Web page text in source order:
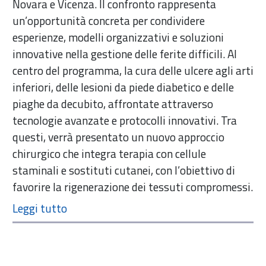
Novara e Vicenza. Il confronto rappresenta
un’opportunità concreta per condividere
esperienze, modelli organizzativi e soluzioni
innovative nella gestione delle ferite difficili. Al
centro del programma, la cura delle ulcere agli arti
inferiori, delle lesioni da piede diabetico e delle
piaghe da decubito, affrontate attraverso
tecnologie avanzate e protocolli innovativi. Tra
questi, verrà presentato un nuovo approccio
chirurgico che integra terapia con cellule
staminali e sostituti cutanei, con l’obiettivo di
favorire la rigenerazione dei tessuti compromessi.